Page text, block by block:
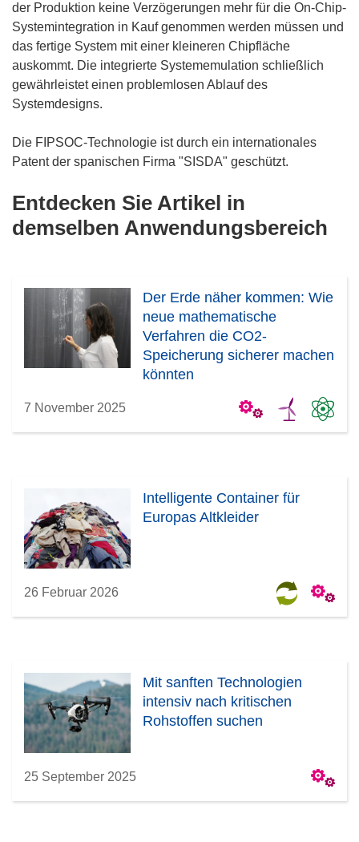
der Produktion keine Verzögerungen mehr für die On-Chip-
Systemintegration in Kauf genommen werden müssen und
das fertige System mit einer kleineren Chipfläche
auskommt. Die integrierte Systememulation schließlich
gewährleistet einen problemlosen Ablauf des
Systemdesigns.
Die FIPSOC-Technologie ist durch ein internationales
Patent der spanischen Firma "SISDA" geschützt.
Entdecken Sie Artikel in
demselben Anwendungsbereich
Der Erde näher kommen: Wie
neue mathematische
Verfahren die CO2-
Speicherung sicherer machen
könnten
7 November 2025
Intelligente Container für
Europas Altkleider
26 Februar 2026
Mit sanften Technologien
intensiv nach kritischen
Rohstoffen suchen
25 September 2025